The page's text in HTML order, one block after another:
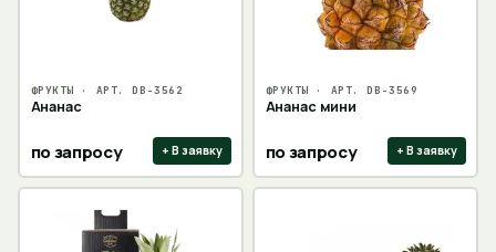
ФРУКТЫ · АРТ.DB-3562
Ананас
по запросу + В заявку
ФРУКТЫ · АРТ.DB-3569
Ананас мини
по запросу + В заявку